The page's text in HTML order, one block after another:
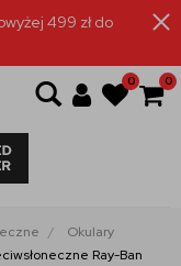
499 zł do
0 0
Okulary
Ray-Ban